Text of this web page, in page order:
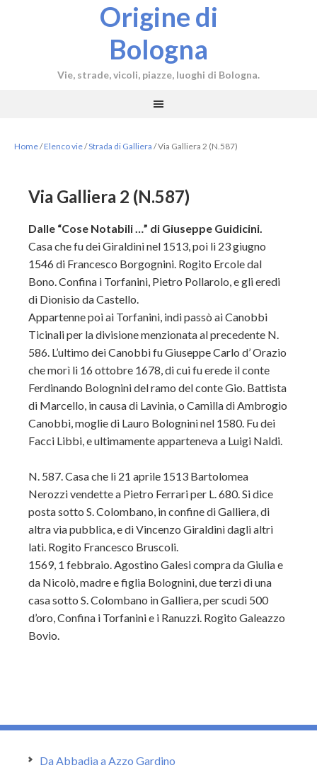
Origine di
Bologna
Vie, strade, vicoli, piazze, luoghi di Bologna.
Home/Elenco vie/Strada di Galliera /Via Galliera 2 (N.587)
Via Galliera 2 (N.587)
Dalle “Cose Notabili …” di Giuseppe Guidicini.
Casa che fu dei Giraldini nel 1513, poi li 23 giugno
1546 di Francesco Borgognini. Rogito Ercole dal
Bono. Confina i Torfanini, Pietro Pollarolo, e gli eredi
di Dionisio da Castello.
Appartenne poi ai Torfanini, indi passò ai Canobbi
Ticinali per la divisione menzionata al precedente N.
586. L’ultimo dei Canobbi fu Giuseppe Carlo d’ Orazio
che morì li 16 ottobre 1678, di cui fu erede il conte
Ferdinando Bolognini del ramo del conte Gio. Battista
di Marcello, in causa di Lavinia, o Camilla di Ambrogio
Canobbi, moglie di Lauro Bolognini nel 1580. Fu dei
Facci Libbi, e ultimamente apparteneva a Luigi Naldi.
N. 587. Casa che li 21 aprile 1513 Bartolomea
Nerozzi vendette a Pietro Ferrari per L. 680. Si dice
posta sotto S. Colombano, in confine di Galliera, di
altra via pubblica, e di Vincenzo Giraldini dagli altri
lati. Rogito Francesco Bruscoli.
1569, 1 febbraio. Agostino Galesi compra da Giulia e
da Nicolò, madre e figlia Bolognini, due terzi di una
casa sotto S. Colombano in Galliera, per scudi 500
d’oro, Confina i Torfanini e i Ranuzzi. Rogito Galeazzo
Bovio.
Da Abbadia a Azzo Gardino